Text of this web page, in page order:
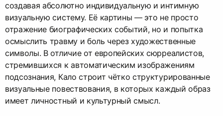
создавая абсолютно индивидуальную и интимную
визуальную систему. Её картины — это не просто
отражение биографических событий, но и попытка
осмыслить травму и боль через художественные
символы. В отличие от европейских сюрреалистов,
стремившихся к автоматическим изображениям
подсознания, Кало строит чётко структурированные
визуальные повествования, в которых каждый образ
имеет личностный и культурный смысл.